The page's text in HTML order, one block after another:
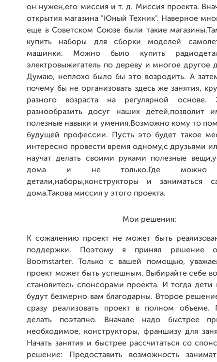
он нужен,его миссия и т. д. Миссия проекта.
открытия магазина "Юный Техник". Наверное
еще в Советском Союзе были такие
купить наборы для сборки моделей
машинки. Можно было купить
электровыжигатель по дереву и многое другое
Думаю, неплохо было бы это возродить. А
почему бы не организовать здесь же занятия,
разного возраста на регулярной основе.
разнообразить досуг наших детей,позволит
полезные навыки и умения.Возможно кому то
будущей профессии. Пусть это будет такое
интересно провести время одному,с друзьями
научат делать своими руками полезные
дома и не только.Где можно
детали,наборы,конструкторы и заниматься
дома.Такова миссия у этого проекта.
Мои решения:
К сожалению проект не может быть
поддержки. Поэтому я принял решение
Boomstarter. Только с вашей помощью,
проект может быть успешным. Выбирайте себе
становитесь спонсорами проекта. И тогда
будут безмерно вам благодарны. Второе
сразу реализовать проект в полном объеме.
делать поэтапно. Вначале надо быстрее
необходимое, конструкторы, франшизу для
Начать занятия и быстрее рассчитаться со
решение: Предоставить возможность